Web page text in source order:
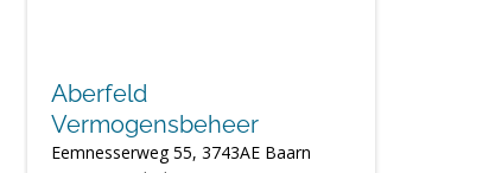
Aberfeld
Vermogensbeheer
Eemnesserweg 55, 3743AE Baarn